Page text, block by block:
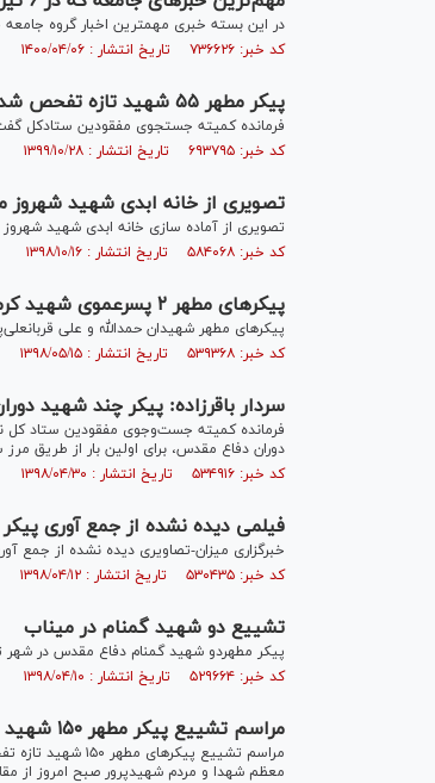
در این بسته خبری مهمترین اخبار گروه
کد خبر: ۷۳۶۶۲۶ تاریخ انتشار : ۱۴۰۰/۰۴/۰۶
پیکر مطهر ۵۵ شهید تازه تفحص شده از مرز شلمچه وارد کشور شد
فرمانده کمیته جستجوی مفقودین ستادکل گفت: پیکر مطهر ۵۵ شهید تازه تفحص شده از
کد خبر: ۶۹۳۷۹۵ تاریخ انتشار : ۱۳۹۹/۱۰/۲۸
تصویری از خانه ابدی شهید شهروز
تصویری از آماده سازی خانه ابدی شهید
کد خبر: ۵۸۴۰۶۸ تاریخ انتشار : ۱۳۹۸/۱۰/۱۶
پیکر‌های مطهر ۲ پسرعموی شهید کرمانی شناسایی شدند + عکس
پیکرهای مطهر شهیدان حمدالله و علی
کد خبر: ۵۳۹۳۶۸ تاریخ انتشار : ۱۳۹۸/۰۵/۱۵
سردار باقرزاده: پیکر چند شهید دوران دفاع مقدس ۱۰
دوران دفاع مقدس، برای اولین بار از طریق
کد خبر: ۵۳۴۹۱۶ تاریخ انتشار : ۱۳۹۸/۰۴/۳۰
فیلمی دیده نشده از جمع آوری
خبرگزاری میزان-تصاویری دیده نشده از جمع آوری پیکر شهدای
کد خبر: ۵۳۰۴۳۵ تاریخ انتشار : ۱۳۹۸/۰۴/۱۲
تشییع دو شهید گمنام در میناب
پیکر مطهردو شهید گمنام دفاع مقدس در شهر
کد خبر: ۵۲۹۶۶۴ تاریخ انتشار : ۱۳۹۸/۰۴/۱۰
مراسم تشییع پیکر مطهر ۱۵۰ شهید دفاع مقدس در تهران - ۲
مراسم تشییع
معظم شهدا و مردم شهیدپرور صبح امروز از